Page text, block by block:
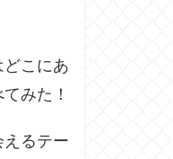
こにあ
みた！
るテー